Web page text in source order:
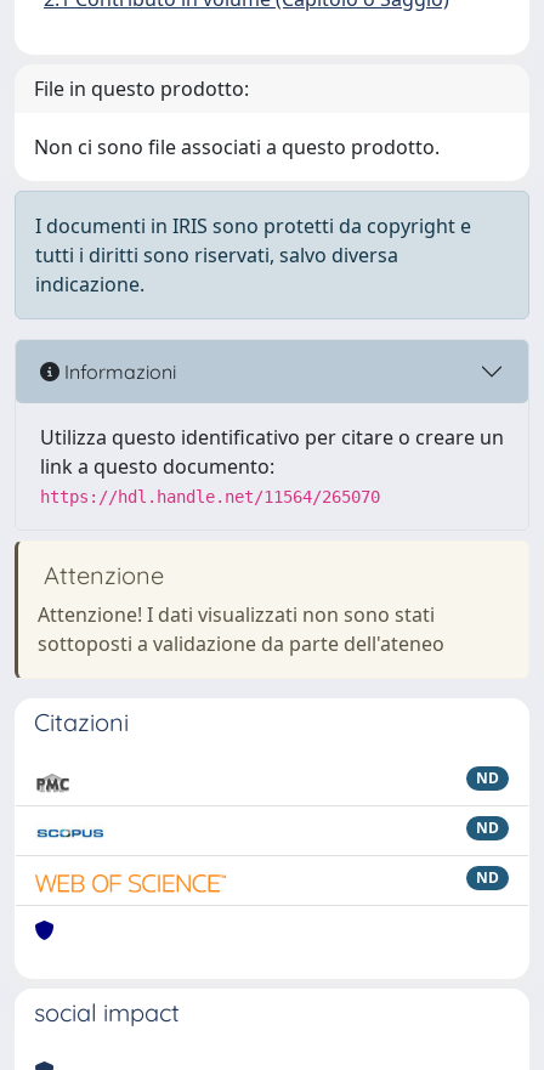
File in questo prodotto:
Non ci sono file associati a questo prodotto.
I documenti in IRIS sono protetti da copyright e
tutti i diritti sono riservati, salvo diversa
indicazione.
Informazioni
Utilizza questo identificativo per citare o creare un
link a questo documento:
https://hdl.handle.net/11564/265070
Attenzione
Attenzione! I dati visualizzati non sono stati
sottoposti a validazione da parte dell'ateneo
Citazioni
ND
ND
ND
social impact